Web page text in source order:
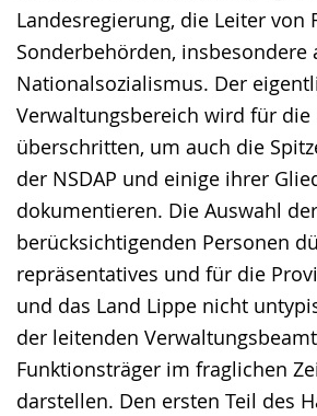
Landesregierung, die Leiter von
Sonderbehörden, insbesondere
Nationalsozialismus. Der
Verwaltungsbereich wird für die
überschritten, um auch die
der NSDAP und einige ihrer
dokumentieren. Die Auswahl
berücksichtigenden Personen
repräsentatives und für die
und das Land Lippe nicht
der leitenden
Funktionsträger im fraglichen
darstellen. Den ersten Teil des